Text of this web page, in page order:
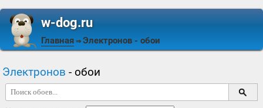
w-dog.ru
Главная ⇒ Электронов - обои
Электронов - обои